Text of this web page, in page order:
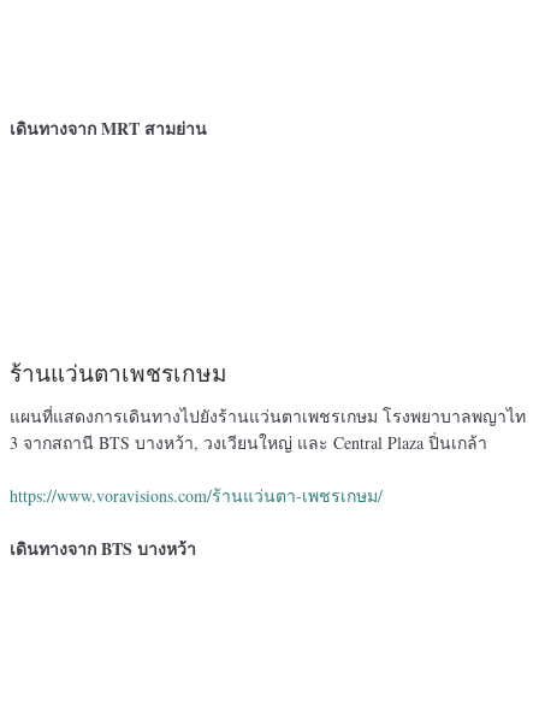
เดินทางจาก MRT สามย่าน
ร้านแว่นตาเพชรเกษม
แผนที่แสดงการเดินทางไปยังร้านแว่นตาเพชรเกษม โรงพยาบาลพญาไท
3 จากสถานี BTS บางหว้า, วงเวียนใหญ่ และ Central Plaza ปิ่นเกล้า
https://www.voravisions.com/ร้านแว่นตา-เพชรเกษม/
เดินทางจาก BTS บางหว้า